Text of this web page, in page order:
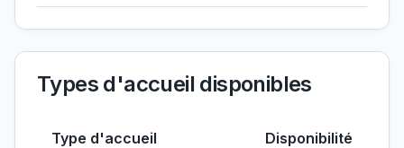
Types d'accueil disponibles
Type d'accueil Disponibilité